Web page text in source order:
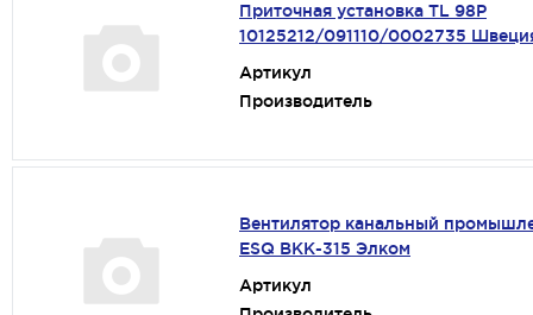
Приточная установка TL 98P
10125212/091110/0002735
Артикул
Производитель
Вентилятор канальный
ESQ ВКК-315 Элком
Артикул